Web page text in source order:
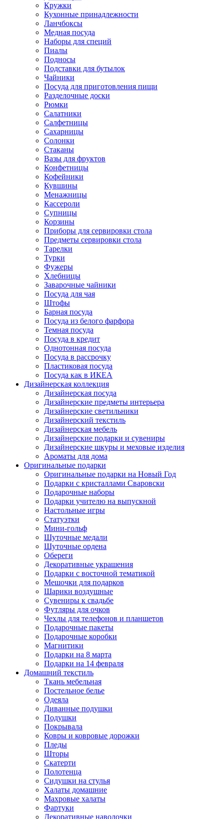
Кружки
Кухонные принадлежности
Ланчбоксы
Медная посуда
Наборы для специй
Пиалы
Подносы
Подставки для бутылок
Чайники
Посуда для приготовления пищи
Разделочные доски
Рюмки
Салатники
Салфетницы
Сахарницы
Солонки
Стаканы
Вазы для фруктов
Конфетницы
Кофейники
Кувшины
Менажницы
Кассероли
Супницы
Корзины
Приборы для сервировки стола
Предметы сервировки стола
Тарелки
Турки
Фужеры
Хлебницы
Заварочные чайники
Посуда для чая
Штофы
Барная посуда
Посуда из белого фарфора
Темная посуда
Посуда в кредит
Однотонная посуда
Посуда в рассрочку
Пластиковая посуда
Посуда как в ИКЕА
Дизайнерская коллекция
Дизайнерская посуда
Дизайнерские предметы интерьера
Дизайнерские светильники
Дизайнерский текстиль
Дизайнерская мебель
Дизайнерские подарки и сувениры
Дизайнерские шкуры и меховые изделия
Ароматы для дома
Оригинальные подарки
Оригинальные подарки на Новый Год
Подарки с кристаллами Сваровски
Подарочные наборы
Подарки учителю на выпускной
Настольные игры
Статуэтки
Мини-гольф
Шуточные медали
Шуточные ордена
Обереги
Декоративные украшения
Подарки с восточной тематикой
Мешочки для подарков
Шарики воздушные
Сувениры к свадьбе
Футляры для очков
Чехлы для телефонов и планшетов
Подарочные пакеты
Подарочные коробки
Магнитики
Подарки на 8 марта
Подарки на 14 февраля
Домашний текстиль
Ткань мебельная
Постельное белье
Одеяла
Диванные подушки
Подушки
Покрывала
Ковры и ковровые дорожки
Пледы
Шторы
Скатерти
Полотенца
Сидушки на стулья
Халаты домашние
Махровые халаты
Фартуки
Декоративные наволочки